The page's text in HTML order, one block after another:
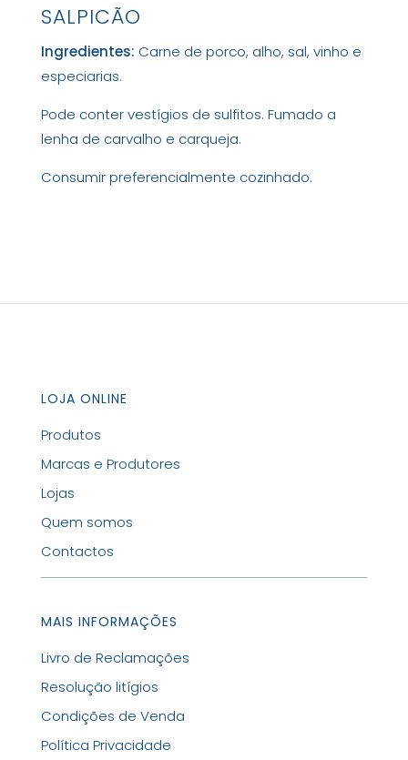
SALPICÃO
Ingredientes: Carne de porco, alho, sal, vinho e
especiarias.
Pode conter vestígios de sulfitos. Fumado a
lenha de carvalho e carqueja.
Consumir preferencialmente cozinhado.
LOJA ONLINE
Produtos
Marcas e Produtores
Lojas
Quem somos
Contactos
MAIS INFORMAÇÕES
Livro de Reclamações
Resolução litígios
Condições de Venda
Política Privacidade